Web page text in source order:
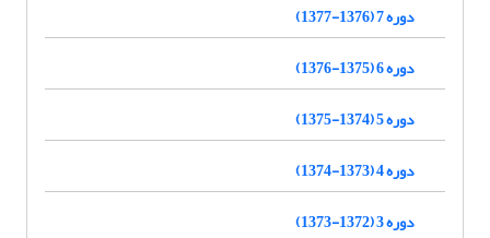
دوره 7 (1376-1377)
دوره 6 (1375-1376)
دوره 5 (1374-1375)
دوره 4 (1373-1374)
دوره 3 (1372-1373)